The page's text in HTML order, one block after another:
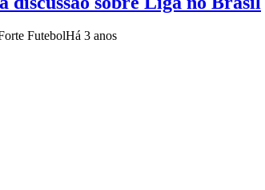
FutebolHá 3 anos